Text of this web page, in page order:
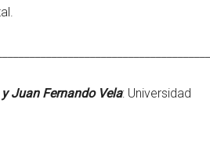
Juan Fernando Vela: Universidad